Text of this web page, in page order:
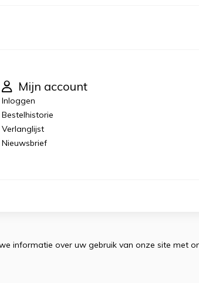
Mijn account
Inloggen
Bestelhistorie
Verlanglijst
Nieuwsbrief
informatie over uw gebruik van onze site met